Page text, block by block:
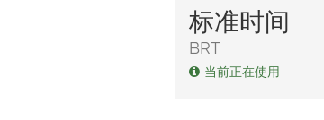
标准时间
BRT
当前正在使用